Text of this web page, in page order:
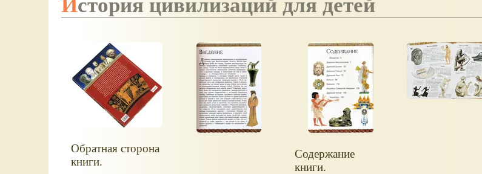
История цивилизаций для детей
Обратная сторона
книги.
Содержание
книги.